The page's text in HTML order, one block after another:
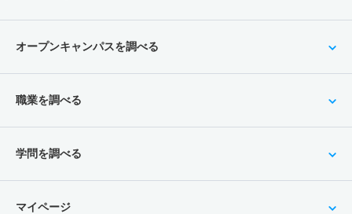
オープンキャンパスを調べる
職業を調べる
学問を調べる
マイページ